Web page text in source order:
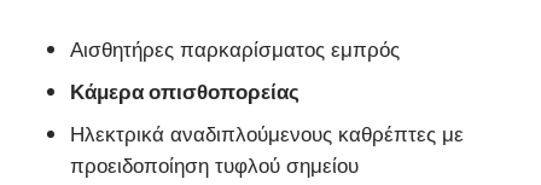
Αισθητήρες παρκαρίσματος εμπρός
Κάμερα οπισθοπορείας
Ηλεκτρικά αναδιπλούμενους καθρέπτες με
προειδοποίηση τυφλού σημείου